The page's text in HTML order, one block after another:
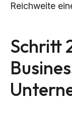
Reichweite
Schritt